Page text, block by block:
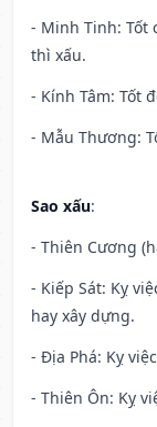
- Minh Tinh: Tốt
thì xấu.
- Kính Tâm: Tốt
- Mẫu Thương:
Sao xấu:
- Thiên Cương
- Kiếp Sát: Kỵ
hay xây dựng.
- Địa Phá: Kỵ
- Thiên Ôn: Kỵ